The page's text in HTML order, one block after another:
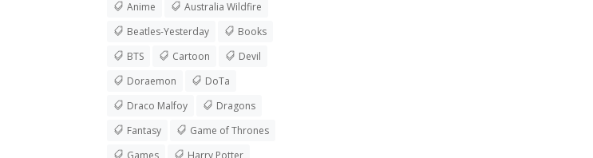
Anime
Australia Wildfire
Beatles-Yesterday
Books
BTS
Cartoon
Devil
Doraemon
DoTa
Draco Malfoy
Dragons
Fantasy
Game of Thrones
Games
Harry Potter